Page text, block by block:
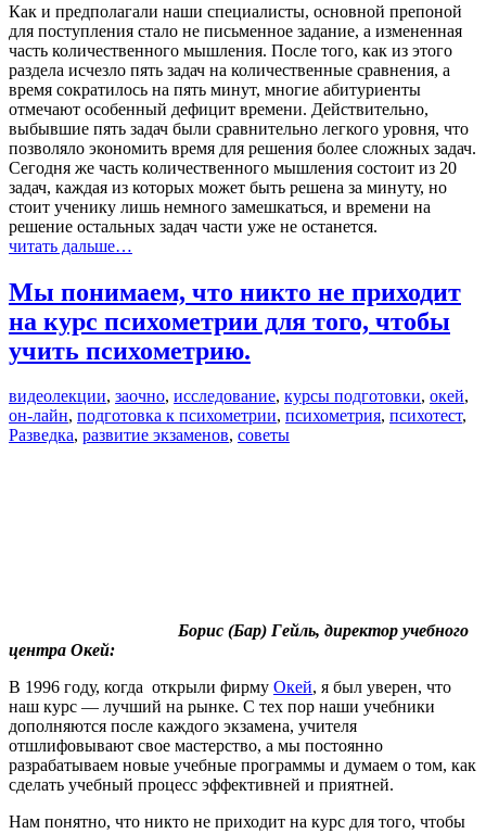
Как и предполагали наши специалисты, основной препоной
для поступления стало не письменное задание, а измененная
часть количественного мышления. После того, как из этого
раздела исчезло пять задач на количественные сравнения, а
время сократилось на пять минут, многие абитуриенты
отмечают особенный дефицит времени. Действительно,
выбывшие пять задач были сравнительно легкого уровня, что
позволяло экономить время для решения более сложных задач.
Сегодня же часть количественного мышления состоит из 20
задач, каждая из которых может быть решена за минуту, но
стоит ученику лишь немного замешкаться, и времени на
решение остальных задач части уже не останется.
читать дальше…
Мы понимаем, что никто не приходит
на курс психометрии для того, чтобы
учить психометрию.
видеолекции, заочно, исследование, курсы подготовки, окей,
он-лайн, подготовка к психометрии, психометрия, психотест,
Разведка, развитие экзаменов, советы
Борис (Бар) Гейль, директор учебного
центра Окей:
В 1996 году, когда открыли фирму Окей, я был уверен, что
наш курс — лучший на рынке. С тех пор наши учебники
дополняются после каждого экзамена, учителя
отшлифовывают свое мастерство, а мы постоянно
разрабатываем новые учебные программы и думаем о том, как
сделать учебный процесс эффективней и приятней.
Нам понятно, что никто не приходит на курс для того, чтобы